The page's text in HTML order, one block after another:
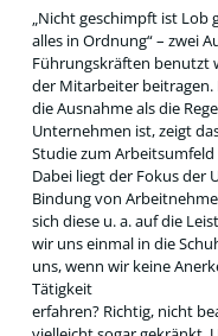
„Nicht geschimpft ist Lob
alles in Ordnung“ – zwei
Führungskräften benutzt
der Mitarbeiter beitragen.
die Ausnahme als die
Unternehmen ist, zeigt
Studie zum
Dabei liegt der Fokus der
Bindung von
sich diese u. a. auf die
wir uns einmal in die
uns, wenn wir keine
Tätigkeit
erfahren? Richtig, nicht